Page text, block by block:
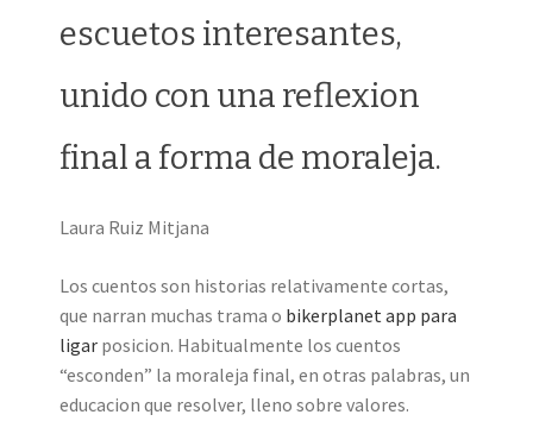
escuetos interesantes,
unido con una reflexion
final a forma de moraleja.
Laura Ruiz Mitjana
Los cuentos son historias relativamente cortas,
que narran muchas trama o bikerplanet app para
ligar posicion. Habitualmente los cuentos
“esconden” la moraleja final, en otras palabras, un
educacion que resolver, lleno sobre valores.